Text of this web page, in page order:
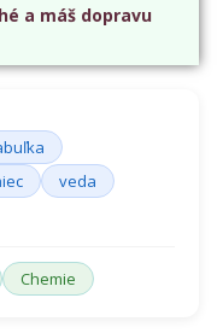
a máš dopravu
veda
Chemie